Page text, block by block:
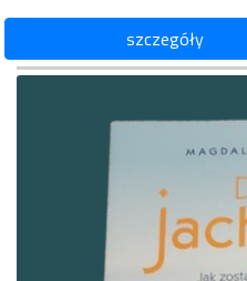
szczegóły